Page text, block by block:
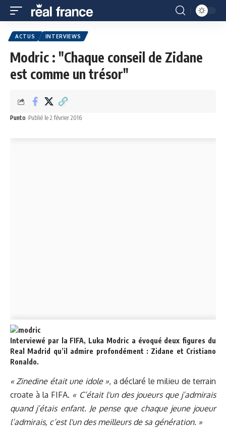
ACTUS INTERVIEWS
Modric : "Chaque conseil de Zidane
est comme un trésor"
Punto Publié le 2 février 2016
Interviewé par la FIFA, Luka Modric a évoqué deux figures du
Real Madrid qu’il admire profondément : Zidane et Cristiano
Ronaldo.
« Zinedine était une idole », a déclaré le milieu de terrain
croate à la FIFA. « C’était l'un des joueurs que j’admirais
quand j’étais enfant. Je pense que chaque jeune joueur
l’admirais, c’est l'un des meilleurs de sa génération. »